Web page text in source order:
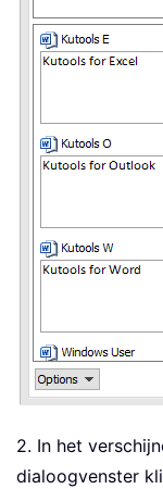
2. In het
dialoogvenster